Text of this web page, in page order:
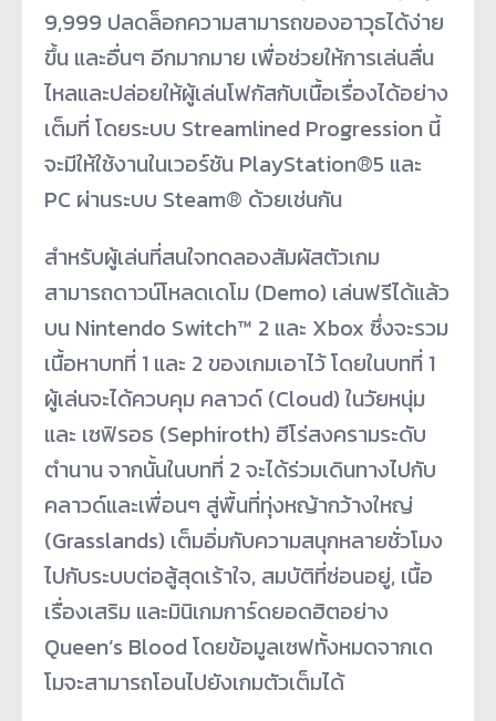
9,999 ปลดล็อกความสามารถของอาวุธได้ง่าย
ขึ้น และอื่นๆ อีกมากมาย เพื่อช่วยให้การเล่นลื่น
ไหลและปล่อยให้ผู้เล่นโฟกัสกับเนื้อเรื่องได้อย่าง
เต็มที่ โดยระบบ Streamlined Progression นี้
จะมีให้ใช้งานในเวอร์ชัน PlayStation®5 และ
PC ผ่านระบบ Steam® ด้วยเช่นกัน
สำหรับผู้เล่นที่สนใจทดลองสัมผัสตัวเกม
สามารถดาวน์โหลดเดโม (Demo) เล่นฟรีได้แล้ว
บน Nintendo Switch™ 2 และ Xbox ซึ่งจะรวม
เนื้อหาบทที่ 1 และ 2 ของเกมเอาไว้ โดยในบทที่ 1
ผู้เล่นจะได้ควบคุม คลาวด์ (Cloud) ในวัยหนุ่ม
และ เซฟิรอธ (Sephiroth) ฮีโร่สงครามระดับ
ตำนาน จากนั้นในบทที่ 2 จะได้ร่วมเดินทางไปกับ
คลาวด์และเพื่อนๆ สู่พื้นที่ทุ่งหญ้ากว้างใหญ่
(Grasslands) เต็มอิ่มกับความสนุกหลายชั่วโมง
ไปกับระบบต่อสู้สุดเร้าใจ, สมบัติที่ซ่อนอยู่, เนื้อ
เรื่องเสริม และมินิเกมการ์ดยอดฮิตอย่าง
Queen’s Blood โดยข้อมูลเซฟทั้งหมดจากเด
โมจะสามารถโอนไปยังเกมตัวเต็มได้